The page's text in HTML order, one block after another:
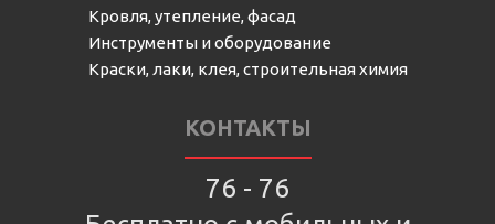
Кровля, утепление, фасад
Инструменты и оборудование
Краски, лаки, клея, строительная химия
КОНТАКТЫ
76 - 76